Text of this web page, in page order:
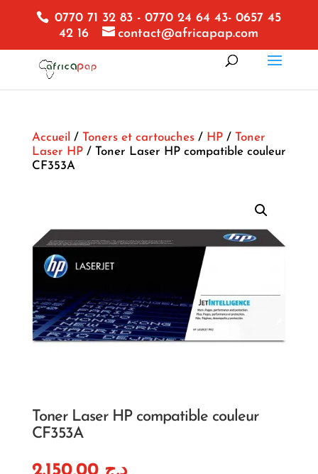
0770 71 32 83 - 0770 24 64 43- 0657 45
42 16
contact@africapap.com
Accueil / Toners et cartouches/ HP/ Toner
Laser HP/ Toner Laser HP compatible couleur
CF353A
Toner Laser HP compatible couleur
CF353A